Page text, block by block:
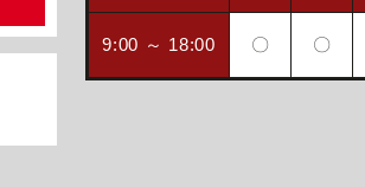
9:00 ～ 18:00 〇 〇